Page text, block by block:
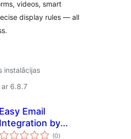
videos, smart
display rules — all
instalācijas
6.8.7
Easy Email
Integration by
WPPOOL
(0vērtējumu
)